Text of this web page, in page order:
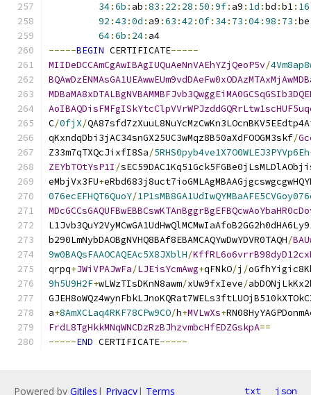
34:6b : ab :83 : 22 : 28 : 50 :9f: a9 : 1d :bd :b1: 16
92 :43 :0d : a9 :63 :42 :0f: 34: 73 :04:98 : 73 :be
64:6b : 24: a4
-----BEGIN CERTIFICATE-----
MIIDeDCCAmCgAwIBAgIUQuAeNnVAEhYZjQeoP5v/
C/0fjX/
qKxndqDbi3jAC34snGX25UC3wMqz8B50aXdFOOGM3skf/
Z33m7qTXQcJixfI8Sa/5RHS0pyb4ve1X7O0WLEJ3PYVp6Eh
ZEYbTOtYsP1I /
eMbjVx3FU+
076ecEFHQT6QuoY/
b290LmNybDAOBgNVHQ8BAf8EBAMCAQYwDwYDVR0TAQH/
9w0BAQsFAAOCAQEAc5X8JXblH/
qrpq+JWiVPAJwFa/LJEisYcmAwg+qFNkO/j /
9h5U9H2F+wLWzTIsDKnN8awm/xUw9fxIeve/
a+8AmXCLaq4RKF78CPw9CO/h+MVLwXs+
FrdL8TgHkkMNqWNCDzRzBJhzvmbcHfEDZGskpA==
-----END CERTIFICATE-----
Powered by Gitiles | Privacy| Terms txt json